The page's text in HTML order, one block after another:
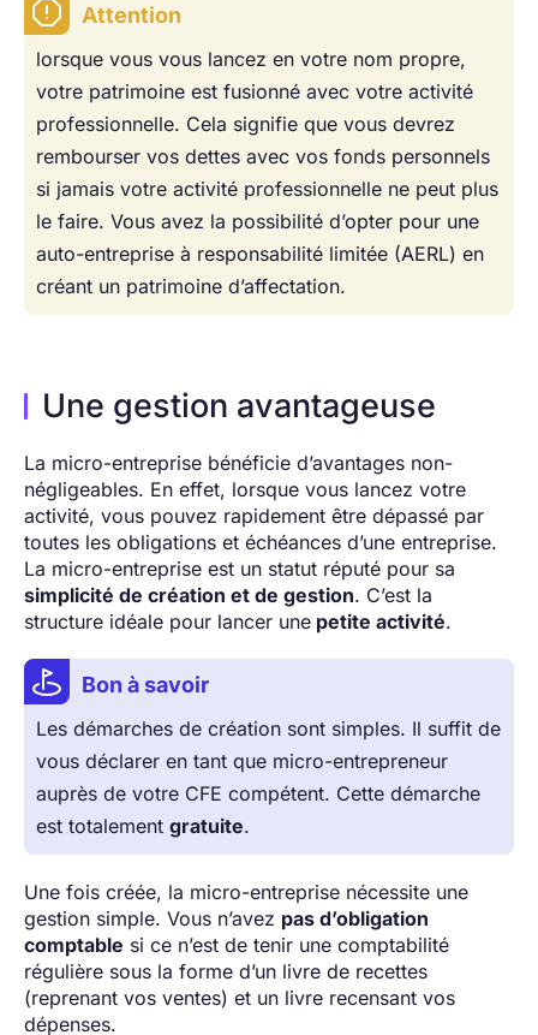
Attention
lorsque vous vous lancez en votre nom propre,
votre patrimoine est fusionné avec votre activité
professionnelle. Cela signifie que vous devrez
rembourser vos dettes avec vos fonds personnels
si jamais votre activité professionnelle ne peut plus
le faire. Vous avez la possibilité d’opter pour une
auto-entreprise à responsabilité limitée (AERL) en
créant un patrimoine d’affectation.
Une gestion avantageuse
La micro-entreprise bénéficie d’avantages non-
négligeables. En effet, lorsque vous lancez votre
activité, vous pouvez rapidement être dépassé par
toutes les obligations et échéances d’une entreprise.
La micro-entreprise est un statut réputé pour sa
simplicité de création et de gestion. C’est la
structure idéale pour lancer une petite activité.
Bon à savoir
Les démarches de création sont simples. Il suffit de
vous déclarer en tant que micro-entrepreneur
auprès de votre CFE compétent. Cette démarche
est totalement gratuite.
Une fois créée, la micro-entreprise nécessite une
gestion simple. Vous n’avez pas d’obligation
comptable si ce n’est de tenir une comptabilité
régulière sous la forme d’un livre de recettes
(reprenant vos ventes) et un livre recensant vos
dépenses.